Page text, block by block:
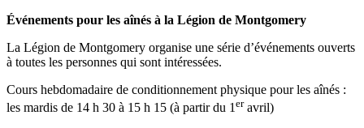
Événements pour les aînés à la Légion de Montgomery
La Légion de Montgomery organise une série d’événements ouverts
à toutes les personnes qui sont intéressées.
Cours hebdomadaire de conditionnement physique pour les aînés :
les mardis de 14 h 30 à 15 h 15 (à partir du 1 eravril)